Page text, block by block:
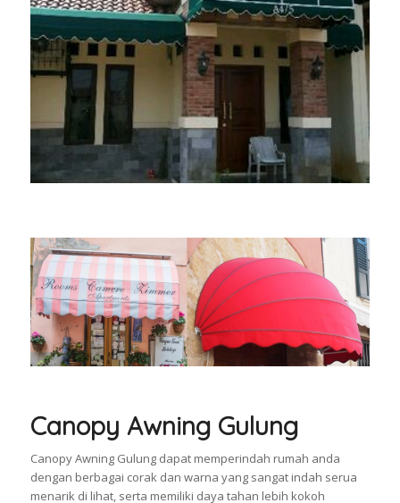
Canopy Awning Gulung
Canopy Awning Gulung dapat memperindah rumah anda
dengan berbagai corak dan warna yang sangat indah serua
menarik di lihat, serta memiliki daya tahan lebih kokoh